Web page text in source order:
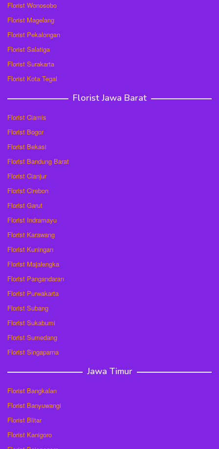
Florist Wonosobo
Florist Magelang
Florist Pekalongan
Florist Salatiga
Florist Surakarta
Florist Kota Tegal
Florist Jawa Barat
Florist Ciamis
Florist Bogor
Florist Bekasi
Florist Bandung Barat
Florist Cianjur
Florist Cirebon
Florist Garut
Florist Indramayu
Florist Karawang
Florist Kuningan
Florist Majalengka
Florist Pangandaran
Florist Purwakarta
Florist Subang
Florist Sukabumi
Florist Sumedang
Florist Singaparna
Jawa Timur
Florist Bangkalan
Florist Banyuwangi
Florist Blitar
Florist Kanigoro